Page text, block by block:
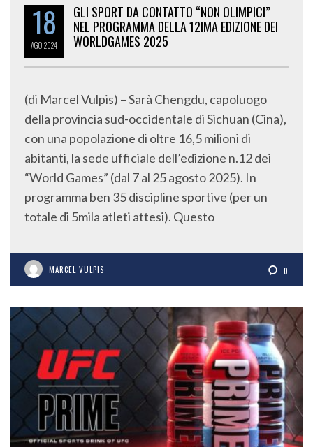
18
AGO2024
GLI SPORT DA CONTATTO “NON OLIMPICI”
NEL PROGRAMMA DELLA 12IMA EDIZIONE DEI
WORLDGAMES 2025
(di Marcel Vulpis) – Sarà Chengdu, capoluogo
della provincia sud-occidentale di Sichuan (Cina),
con una popolazione di oltre 16,5 milioni di
abitanti, la sede ufficiale dell’edizione n.12 dei
“World Games” (dal 7 al 25 agosto 2025). In
programma ben 35 discipline sportive (per un
totale di 5mila atleti attesi). Questo
MARCEL VULPIS 0